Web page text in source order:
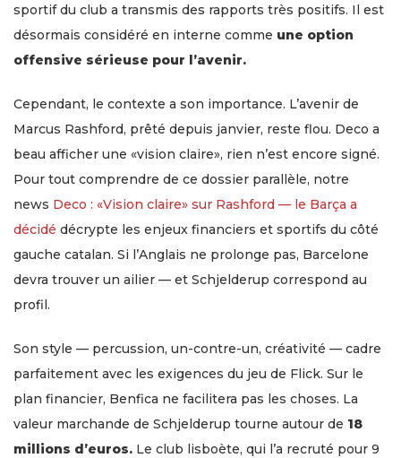
sportif du club a transmis des rapports très positifs. Il est
désormais considéré en interne comme une option
offensive sérieuse pour l’avenir.
Cependant, le contexte a son importance. L’avenir de
Marcus Rashford, prêté depuis janvier, reste flou. Deco a
beau afficher une «vision claire», rien n’est encore signé.
Pour tout comprendre de ce dossier parallèle, notre
news Deco : «Vision claire» sur Rashford — le Barça a
décidé décrypte les enjeux financiers et sportifs du côté
gauche catalan. Si l’Anglais ne prolonge pas, Barcelone
devra trouver un ailier — et Schjelderup correspond au
profil.
Son style — percussion, un-contre-un, créativité — cadre
parfaitement avec les exigences du jeu de Flick. Sur le
plan financier, Benfica ne facilitera pas les choses. La
valeur marchande de Schjelderup tourne autour de 18
millions d’euros. Le club lisboète, qui l’a recruté pour 9